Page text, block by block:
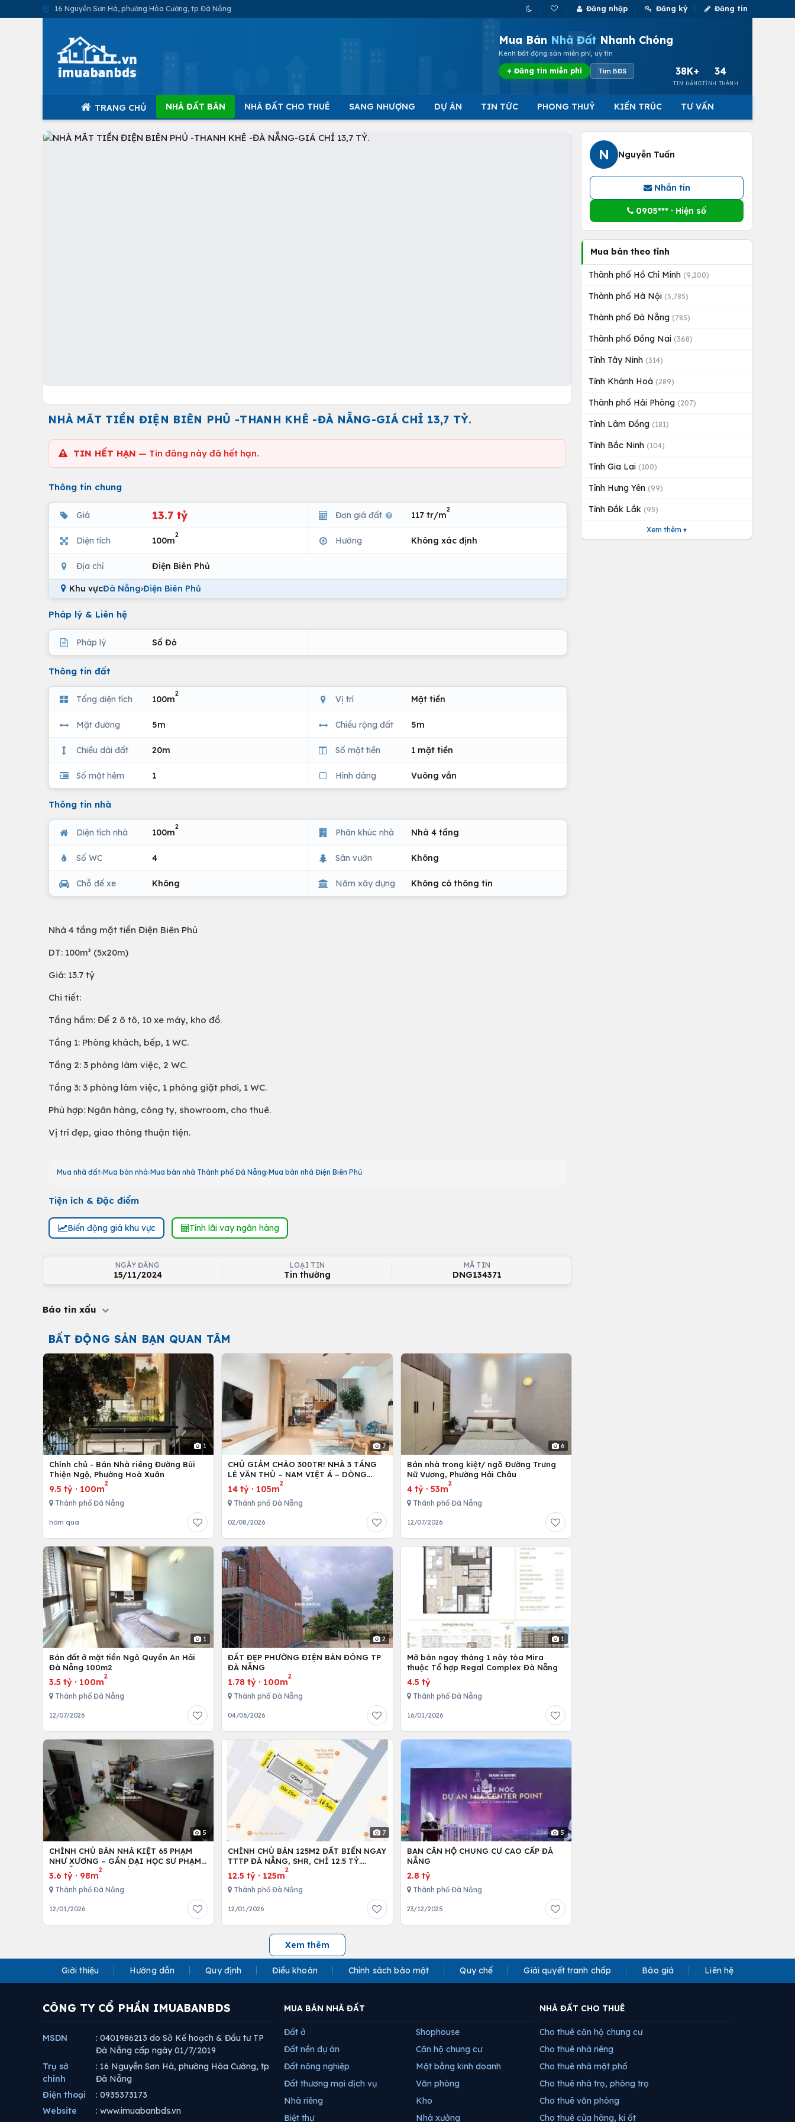
16 Nguyễn Sơn Hà, phường Hòa Cường, tp Đà Nẵng Đăng nhập Đăng ký Đăng tin
Mua Bán Nhà Đất Nhanh Chóng
Kênh bất động sản miễn phí, uy tín
+ Đăng tin miễn phí Tìm BĐS 38K+
TIN ĐĂNG
34
TỈNH THÀNH
TRANG CHỦ NHÀ ĐẤT BÁN NHÀ ĐẤT CHO THUÊ SANG NHƯỢNG DỰ ÁN TIN TỨC PHONG THUỶ KIẾN TRÚC TƯ VẤN
NHÀ MĂT TIỀN ĐIỆN BIÊN PHỦ -THANH KHÊ -ĐÀ NẴNG-GIÁ CHỈ 13,7 TỶ.
TIN HẾT HẠN — Tin đăng này đã hết hạn.
Thông tin chung
Giá 13.7 tỷ Đơn giá đất 117 tr/m
2
Diện tích 100m
2
Hướng Không xác định
Địa chỉ Điện Biên Phủ
Khu vựcĐà Nẵng›Điện Biên Phủ
Pháp lý & Liên hệ
Pháp lý Sổ Đỏ
Thông tin đất
Tổng diện tích 100m
2
Vị trí Mặt tiền
Mặt đường 5m Chiều rộng đất 5m
Chiều dài đất 20m Số mặt tiền 1 mặt tiền
Số mặt hẻm 1 Hình dáng Vuông vắn
Thông tin nhà
Diện tích nhà 100m
2
Phân khúc nhà Nhà 4 tầng
Số WC 4 Sân vườn Không
Chỗ để xe Không Năm xây dựng Không có thông tin
Nhà 4 tầng mặt tiền Điện Biên Phủ
DT: 100m² (5x20m)
Giá: 13.7 tỷ
Chi tiết:
Tầng hầm: Để 2 ô tô, 10 xe máy, kho đồ.
Tầng 1: Phòng khách, bếp, 1 WC.
Tầng 2: 3 phòng làm việc, 2 WC.
Tầng 3: 3 phòng làm việc, 1 phòng giặt phơi, 1 WC.
Phù hợp: Ngân hàng, công ty, showroom, cho thuê.
Vị trí đẹp, giao thông thuận tiện.
Mua nhà đất Mua bán nhà Mua bán nhà Thành phố Đà Nẵng Mua bán nhà Điện Biên Phủ
Tiện ích & Đặc điểm
Biến động giá khu vực Tính lãi vay ngân hàng
NGÀY ĐĂNG
15/11/2024
LOẠI TIN
Tin thường
MÃ TIN
DNG134371
Báo tin xấu
BẤT ĐỘNG SẢN BẠN QUAN TÂM
1
Chính chủ - Bán Nhà riêng Đường Bùi
Thiện Ngộ, Phường Hoà Xuân
9.5 tỷ · 100m
2
Thành phố Đà Nẵng
hôm qua
7
CHỦ GIẢM CHÀO 300TR! NHÀ 3 TẦNG
LÊ VĂN THỦ – NAM VIỆT Á – DÒNG
TIỀN 40TR/THÁNG!
14 tỷ · 105m
2
Thành phố Đà Nẵng
02/08/2026
6
Bán nhà trong kiệt/ ngõ Đường Trưng
Nữ Vương, Phường Hải Châu
4 tỷ· 53m
2
Thành phố Đà Nẵng
12/07/2026
1
Bán đất ở mặt tiền Ngô Quyền An Hải
Đà Nẵng 100m2
3.5 tỷ · 100m
2
Thành phố Đà Nẵng
12/07/2026
2
ĐẤT ĐẸP PHƯỜNG ĐIỆN BÀN ĐÔNG TP
ĐÀ NẴNG
1.78 tỷ · 100m
2
Thành phố Đà Nẵng
04/06/2026
1
Mở bán ngay tháng 1 này tòa Mira
thuộc Tổ hợp Regal Complex Đà Nẵng
4.5 tỷ
Thành phố Đà Nẵng
16/01/2026
5
CHÍNH CHỦ BÁN NHÀ KIỆT 65 PHẠM
NHƯ XƯƠNG – GẦN ĐẠI HỌC SƯ PHẠM
ĐÀ NẴNG – MẶT TIỀN RỘNG 6M
3.6 tỷ · 98m
2
Thành phố Đà Nẵng
12/01/2026
7
CHÍNH CHỦ BÁN 125M2 ĐẤT BIỂN NGAY
TTTP ĐÀ NẴNG, SHR, CHỈ 12.5 TỶ.
LH:0779089999.
12.5 tỷ · 125m
2
Thành phố Đà Nẵng
12/01/2026
5
BAN CĂN HỘ CHUNG CƯ CAO CẤP ĐÀ
NẴNG
2.8 tỷ
Thành phố Đà Nẵng
23/12/2025
Xem thêm
N Nguyễn Tuấn
Nhắn tin
0905*** · Hiện số
Mua bán theo tỉnh
Thành phố Hồ Chí Minh (9,200)
Thành phố Hà Nội (5,785)
Thành phố Đà Nẵng (785)
Thành phố Đồng Nai (368)
Tỉnh Tây Ninh (314)
Tỉnh Khánh Hoà (289)
Thành phố Hải Phòng (207)
Tỉnh Lâm Đồng (181)
Tỉnh Bắc Ninh (104)
Tỉnh Gia Lai (100)
Tỉnh Hưng Yên (99)
Tỉnh Đắk Lắk (95)
Xem thêm ▾
Giới thiệu Hướng dẫn Quy định Điều khoản Chính sách bảo mật Quy chế Giải quyết tranh chấp Báo giá Liên hệ
CÔNG TY CỔ PHẦN IMUABANBDS
MSDN
: 0401986213 do Sở Kế hoạch & Đầu tư TP
Đà Nẵng cấp ngày 01/7/2019
Trụ sở
chính
: 16 Nguyễn Sơn Hà, phường Hòa Cường, tp
Đà Nẵng
Điện thoại
: 0935373173
Website
: www.imuabanbds.vn
MUA BÁN NHÀ ĐẤT
Đất ở
Đất nền dự án
Đất nông nghiệp
Đất thương mại dịch vụ
Nhà riêng
Biệt thự
Shophouse
Căn hộ chung cư
Mặt bằng kinh doanh
Văn phòng
Kho
Nhà xưởng
NHÀ ĐẤT CHO THUÊ
Cho thuê căn hộ chung cư
Cho thuê nhà riêng
Cho thuê nhà mặt phố
Cho thuê nhà trọ, phòng trọ
Cho thuê văn phòng
Cho thuê cửa hàng, ki ốt